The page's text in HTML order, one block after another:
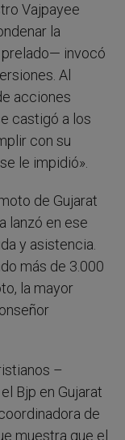
Vajpayee
la
invocó
Al
acciones
castigó a los
con su
le impidió».
de Gujarat
lanzó en ese
y asistencia.
más de 3.000
la mayor
–
Bjp en Gujarat
de
muestra que el